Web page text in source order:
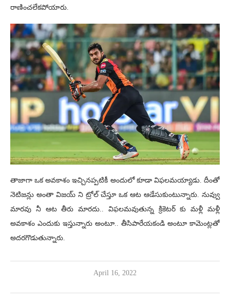
రాణించలేకపోయారు.
తాజాగా ఒక అవకాశం ఇచ్చినప్పటికీ అందులో కూడా విఫలమయ్యాడు. దీంతో
నెటిజన్లు అంతా విజయ్ ని ట్రోల్ చేస్తూ ఒక ఆట ఆడేసుకుంటున్నారు. నువ్వు
మారవు నీ ఆట తీరు మారదు.. విఫలమవుతున్న క్రికెటర్ కు మళ్లీ మళ్లీ
అవకాశం ఎందుకు ఇస్తున్నారు అంటూ.. తీసిపారేయకండి అంటూ కామెంట్లతో
అదరగొడుతున్నారు.
April 16, 2022